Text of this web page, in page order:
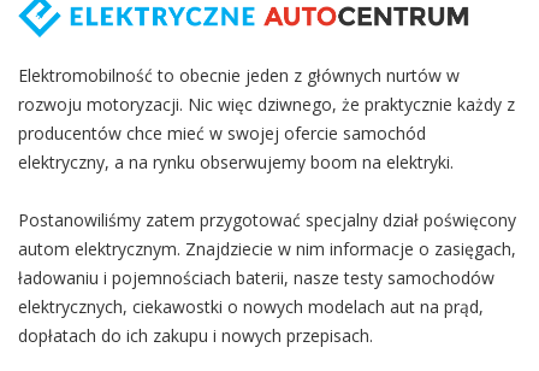
Elektromobilność to obecnie jeden z głównych nurtów w
rozwoju motoryzacji. Nic więc dziwnego, że praktycznie każdy z
producentów chce mieć w swojej ofercie samochód
elektryczny, a na rynku obserwujemy boom na elektryki.
Postanowiliśmy zatem przygotować specjalny dział poświęcony
autom elektrycznym. Znajdziecie w nim informacje o zasięgach,
ładowaniu i pojemnościach baterii, nasze testy samochodów
elektrycznych, ciekawostki o nowych modelach aut na prąd,
dopłatach do ich zakupu i nowych przepisach.